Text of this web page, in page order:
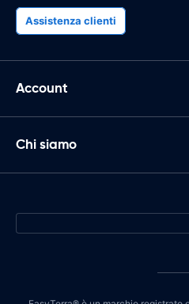
Assistenza clienti
Account
Chi siamo